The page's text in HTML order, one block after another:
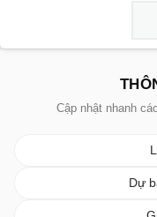
Cập nhật nhanh
Dự